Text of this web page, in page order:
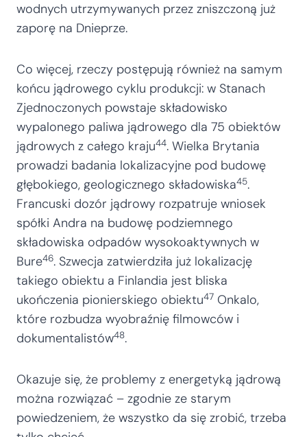
wodnych utrzymywanych przez zniszczoną już
zaporę na Dnieprze.
Co więcej, rzeczy postępują również na samym
końcu jądrowego cyklu produkcji: w Stanach
Zjednoczonych powstaje składowisko
wypalonego paliwa jądrowego dla 75 obiektów
jądrowych z całego kraju44. Wielka Brytania
prowadzi badania lokalizacyjne pod budowę
głębokiego, geologicznego składowiska45.
Francuski dozór jądrowy rozpatruje wniosek
spółki Andra na budowę podziemnego
składowiska odpadów wysokoaktywnych w
Bure46. Szwecja zatwierdziła już lokalizację
takiego obiektu a Finlandia jest bliska
ukończenia pionierskiego obiektu47 Onkalo,
które rozbudza wyobraźnię filmowców i
dokumentalistów48.
Okazuje się, że problemy z energetyką jądrową
można rozwiązać – zgodnie ze starym
powiedzeniem, że wszystko da się zrobić, trzeba